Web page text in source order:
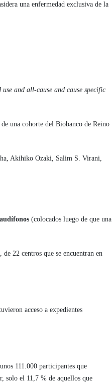
una enfermedad exclusiva de la
and all-cause and cause specific
una cohorte del Biobanco de Reino
Akihiko Ozaki, Salim S. Virani,
audífonos (colocados luego de que una
22 centros que se encuentran en
acceso a expedientes
111.000 participantes que
solo el 11,7 % de aquellos que